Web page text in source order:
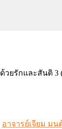
อาจารย์เจียม ม